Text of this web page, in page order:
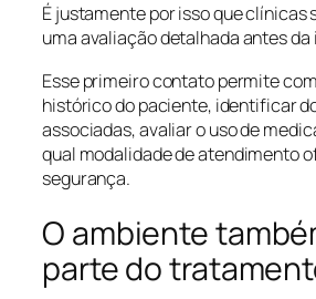
É justamente por isso que clínicas
uma avaliação detalhada antes
Esse primeiro contato permite
histórico do paciente, identificar
associadas, avaliar o uso de
qual modalidade de atendimento
segurança.
O ambiente
parte do